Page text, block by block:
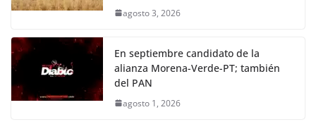
agosto 3, 2026
En septiembre candidato de la
alianza Morena-Verde-PT; también
del PAN
agosto 1, 2026